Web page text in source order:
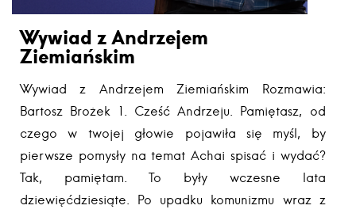
Wywiad z Andrzejem
Ziemiańskim
Wywiad z Andrzejem Ziemiańskim Rozmawia:
Bartosz Brożek 1. Cześć Andrzeju. Pamiętasz, od
czego w twojej głowie pojawiła się myśl, by
pierwsze pomysły na temat Achai spisać i wydać?
Tak, pamiętam. To były wczesne lata
dziewięćdziesiąte. Po upadku komunizmu wraz z